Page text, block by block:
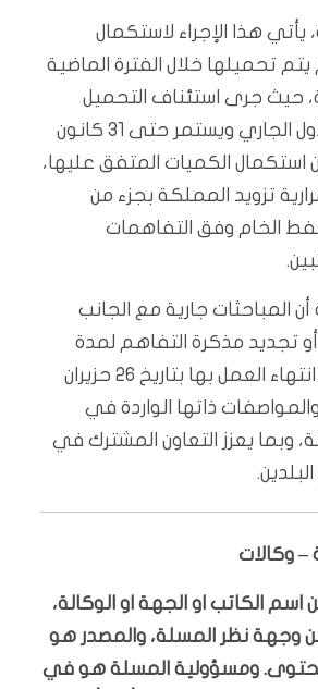
هذا الإجراء لاستكمال
يتم تحميلها خلال الفترة الماضية
حيث جرى استئناف التحميل
بتاريخ 5 تشرين الأول الجاري ويستمر حتى 31 كانون
ولحين استكمال الكميات المتفق عليها،
تزويد المملكة بجزء من
الخام وفق التفاهمات
أن المباحثات جارية مع الجانب
أو تجديد مذكرة التفاهم لمدة
عام إضافي بعد انتهاء العمل بها بتاريخ 26 حزيران
والمواصفات ذاتها الواردة في
وبما يعزز التعاون المشترك في
– وكالات
الكاتب او الجهة او الوكالة،
عن وجهة نظر المسلة، والمصدر هو
ومسؤولية المسلة هو في